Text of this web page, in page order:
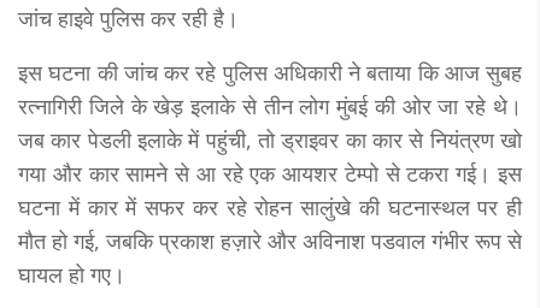
जांच हाइवे पुलिस कर रही है।
इस घटना की जांच कर रहे पुलिस अधिकारी ने बताया कि आज सुबह
रत्नागिरी जिले के खेड़ इलाके से तीन लोग मुंबई की ओर जा रहे थे।
जब कार पेडली इलाके में पहुंची, तो ड्राइवर का कार से नियंत्रण खो
गया और कार सामने से आ रहे एक आयशर टेम्पो से टकरा गई। इस
घटना में कार में सफर कर रहे रोहन सालुंखे की घटनास्थल पर ही
मौत हो गई, जबकि प्रकाश हज़ारे और अविनाश पडवाल गंभीर रूप से
घायल हो गए।